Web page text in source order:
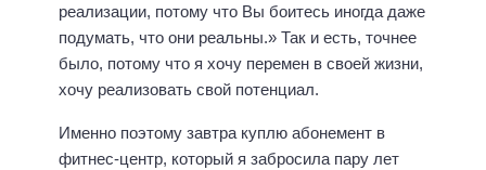
реализации, потому что Вы боитесь иногда даже
подумать, что они реальны.» Так и есть, точнее
было, потому что я хочу перемен в своей жизни,
хочу реализовать свой потенциал.
Именно поэтому завтра куплю абонемент в
фитнес-центр, который я забросила пару лет